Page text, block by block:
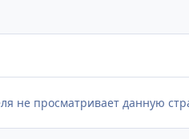
не просматривает данную